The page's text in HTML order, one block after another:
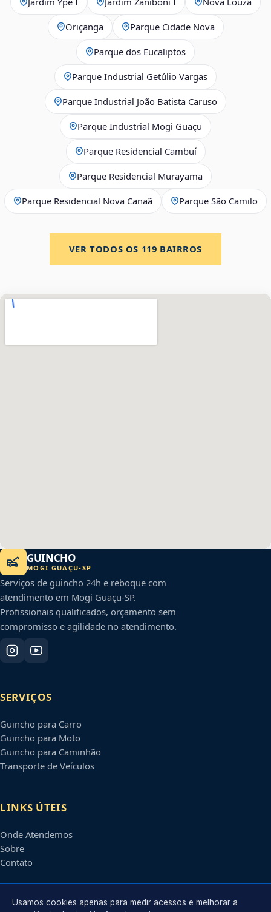
Oriçanga Parque Cidade Nova
Parque dos Eucaliptos
Parque Industrial Getúlio Vargas
Parque Industrial João Batista Caruso
Parque Industrial Mogi Guaçu
Parque Residencial Cambuí
Parque Residencial Murayama
Parque Residencial Nova Canaã Parque São Camilo
VER TODOS OS 119 BAIRROS
GUINCHO
MOGI GUAÇU-SP
Serviços de guincho 24h e reboque com
atendimento em Mogi Guaçu-SP.
Profissionais qualificados, orçamento sem
compromisso e agilidade no atendimento.
SERVIÇOS
Guincho para Carro
Guincho para Moto
Guincho para Caminhão
Transporte de Veículos
LINKS ÚTEIS
Onde Atendemos
Sobre
Contato
CONTATO
Usamos cookies apenas para medir acessos e melhorar a